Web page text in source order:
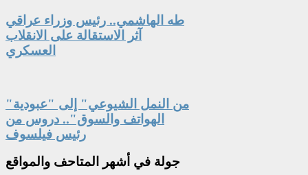
طه الهاشمي.. رئيس وزراء عراقي
آثر الاستقالة على الانقلاب
العسكري
"من النمل الشيوعي" إلى "عبودية
الهواتف والسوق".. دروس من
رئيس فيلسوف
جولة في أشهر المتاحف والمواقع